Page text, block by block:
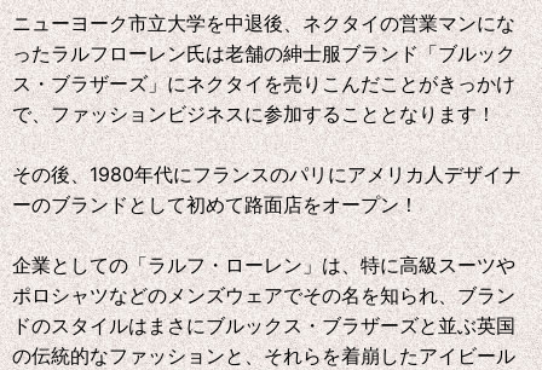
ニューヨーク市立大学を中退後、ネクタイの営業マンにな
ったラルフローレン氏は老舗の紳士服ブランド「ブルック
ス・ブラザーズ」にネクタイを売りこんだことがきっかけ
で、ファッションビジネスに参加することとなります！
その後、1980年代にフランスのパリにアメリカ人デザイナ
ーのブランドとして初めて路面店をオープン！
企業としての「ラルフ・ローレン」は、特に高級スーツや
ポロシャツなどのメンズウェアでその名を知られ、ブラン
ドのスタイルはまさにブルックス・ブラザーズと並ぶ英国
の伝統的なファッションと、それらを着崩したアイビール